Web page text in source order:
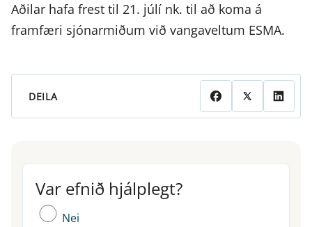
Aðilar hafa frest til 21. júlí nk. til að koma á
framfæri sjónarmiðum við vangaveltum ESMA.
DEILA
Var efnið hjálplegt?
Var efnið hjálplegt?
Nei